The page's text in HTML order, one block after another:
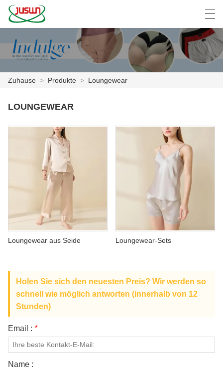
NACHRICHTEN
KONTAKTIERE UNS
ÜBER UNS
Deutsch English Español
Zuhause > Produkte > Loungewear
LOUNGEWEAR
Loungewear aus Seide Loungewear-Sets
Holen Sie sich den neuesten Preis? Wir werden so
schnell wie möglich antworten (innerhalb von 12
Stunden)
Email : *
Name :